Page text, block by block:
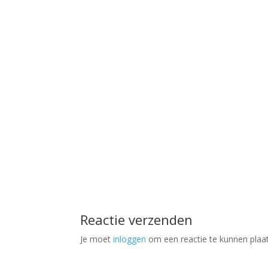
Reactie verzenden
Je moetinloggen om een reactie te kunnen